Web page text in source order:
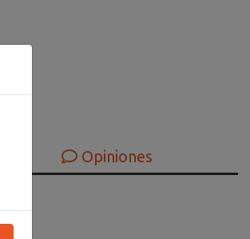
Opiniones